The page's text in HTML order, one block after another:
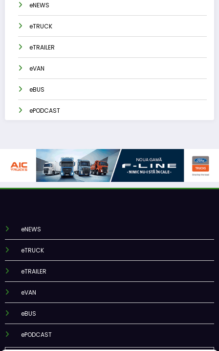
eNEWS
eTRUCK
eTRAILER
eVAN
eBUS
ePODCAST
eNEWS
eTRUCK
eTRAILER
eVAN
eBUS
ePODCAST